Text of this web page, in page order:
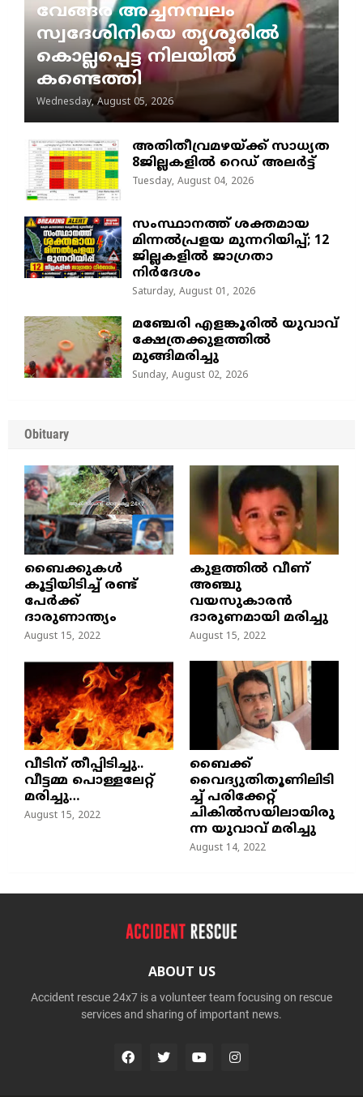
വേങ്ങര അച്ചനമ്പലം
സ്വദേശിനിയെ തൃശൂരിൽ
കൊല്ലപ്പെട്ട നിലയിൽ
കണ്ടെത്തി
Wednesday, August 05, 2026
അതിതീവ്രമഴയ്ക്ക് സാധ്യത
8ജില്ലകളിൽ റെഡ് അലർട്ട്
Tuesday, August 04, 2026
സംസ്ഥാനത്ത് ശക്തമായ
മിന്നൽപ്രളയ മുന്നറിയിപ്പ്; 12
ജില്ലകളിൽ ജാഗ്രതാ
നിർദേശം
Saturday, August 01, 2026
മഞ്ചേരി എളങ്കൂരിൽ യുവാവ്
ക്ഷേത്രക്കുളത്തിൽ
മുങ്ങിമരിച്ചു
Sunday, August 02, 2026
Obituary
ബൈക്കുകൾ
കൂട്ടിയിടിച്ച് രണ്ട്
പേർക്ക്
ദാരുണാന്ത്യം
August 15, 2022
കുളത്തില്‍ വീണ്
അഞ്ചു
വയസുകാരന്‍
ദാരുണമായി മരിച്ചു
August 15, 2022
വീടിന് തീപ്പിടിച്ചു..
വീട്ടമ്മ പൊള്ളലേറ്റ്
മരിച്ചു…
August 15, 2022
ബൈക്ക്
വൈദ്യുതിതൂണിലിടി
ച്ച്‌ പരിക്കേറ്റ്
ചികില്‍സയിലായിരു
ന്ന യുവാവ് മരിച്ചു
August 14, 2022
ABOUT US
Accident rescue 24x7 is a volunteer team focusing on rescue
services and sharing of important news.